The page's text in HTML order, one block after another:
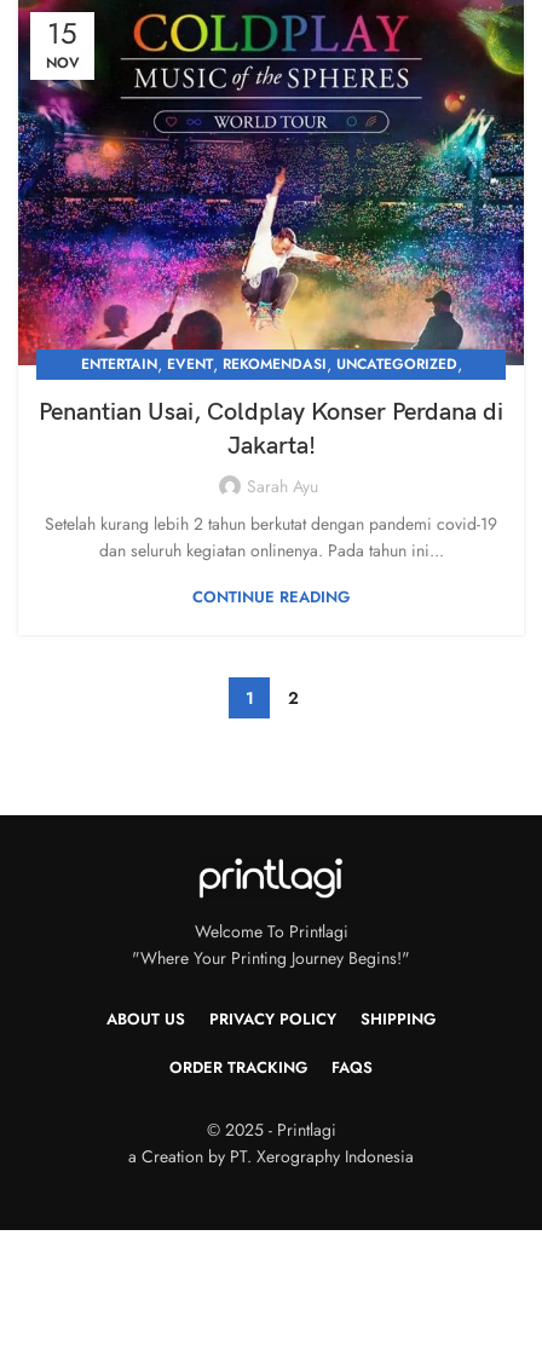
15
NOV
ENTERTAIN, EVENT, REKOMENDASI, UNCATEGORIZED,
Penantian Usai, Coldplay Konser Perdana di
Jakarta!
Sarah Ayu
Setelah kurang lebih 2 tahun berkutat dengan pandemi covid-19
dan seluruh kegiatan onlinenya. Pada tahun ini...
CONTINUE READING
1 2
Welcome To Printlagi
"Where Your Printing Journey Begins!"
ABOUT US PRIVACY POLICY SHIPPING
ORDER TRACKING FAQS
© 2025 - Printlagi
a Creation by PT. Xerography Indonesia